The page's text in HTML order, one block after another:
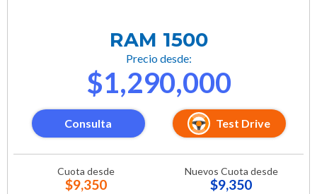
RAM 1500
Precio desde:
$1,290,000
Consulta Test Drive
Cuota desde
$9,350
Nuevos Cuota desde
$9,350